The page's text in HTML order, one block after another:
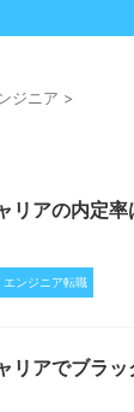
ジニア >
リアの内定
エンジニア転職
リアでブラ